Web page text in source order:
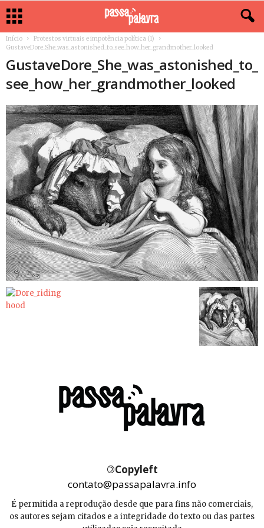
Início
Protestos virtuais e impotência política (1)
GustaveDore_She_was_astonished_to_see_how_her_grandmother_looked
GustaveDore_She_was_astonished_to_
see_how_her_grandmother_looked
©Copyleft
contato@passapalavra.info
É permitida a reprodução desde que para fins não comerciais,
os autores sejam citados e a integridade do texto ou das partes